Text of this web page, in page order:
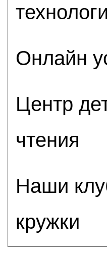
Онлайн
Центр
чтения
Наши
кружки